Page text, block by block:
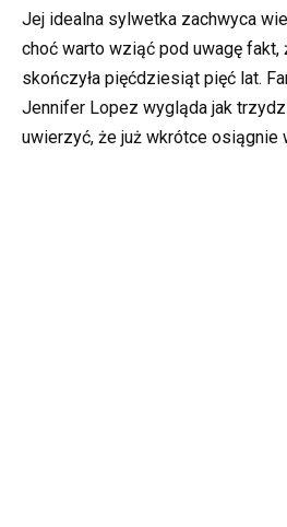
Jej idealna sylwetka zachwyca
choć warto wziąć pod uwagę fakt,
skończyła pięćdziesiąt pięć lat.
Jennifer Lopez wygląda jak
uwierzyć, że już wkrótce osiągnie